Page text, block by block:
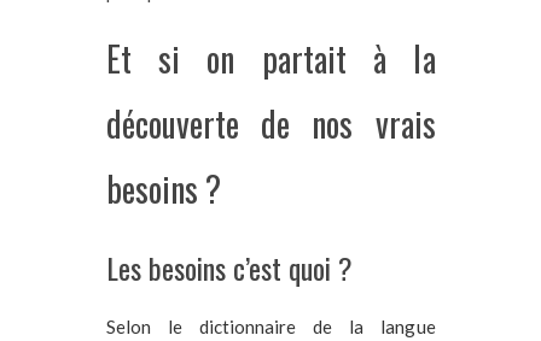
Et si on partait à la
découverte de nos vrais
besoins ?
Les besoins c’est quoi ?
Selon le dictionnaire de la langue